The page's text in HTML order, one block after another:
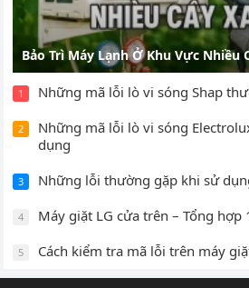
Bảo Trì Máy Lạnh Ở Khu Vực Nhiều
1 Những mã lỗi lò vi sóng Shap
2
Những mã lỗi lò vi sóng
dụng
3 Những lỗi thường gặp khi sử
4 Máy giặt LG cửa trên – Tổng
5 Cách kiểm tra mã lỗi trên máy